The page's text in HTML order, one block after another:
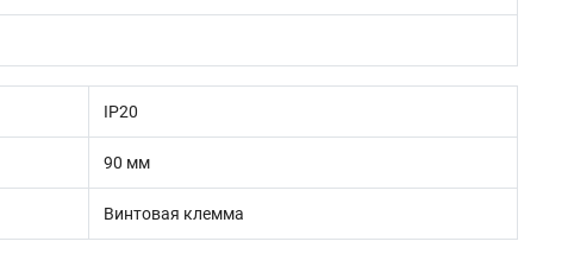
IP20
90 мм
Винтовая клемма